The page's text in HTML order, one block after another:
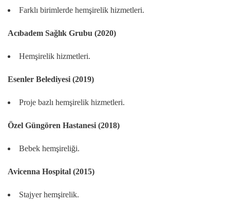
Farklı birimlerde hemşirelik hizmetleri.
Acıbadem Sağlık Grubu (2020)
Hemşirelik hizmetleri.
Esenler Belediyesi (2019)
Proje bazlı hemşirelik hizmetleri.
Özel Güngören Hastanesi (2018)
Bebek hemşireliği.
Avicenna Hospital (2015)
Stajyer hemşirelik.